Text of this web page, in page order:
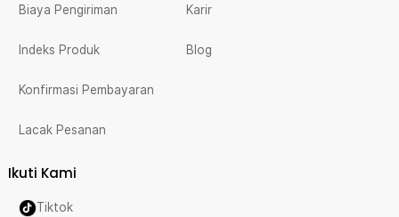
Biaya Pengiriman
Indeks Produk
Konfirmasi Pembayaran
Lacak Pesanan
Karir
Blog
Ikuti Kami
Tiktok